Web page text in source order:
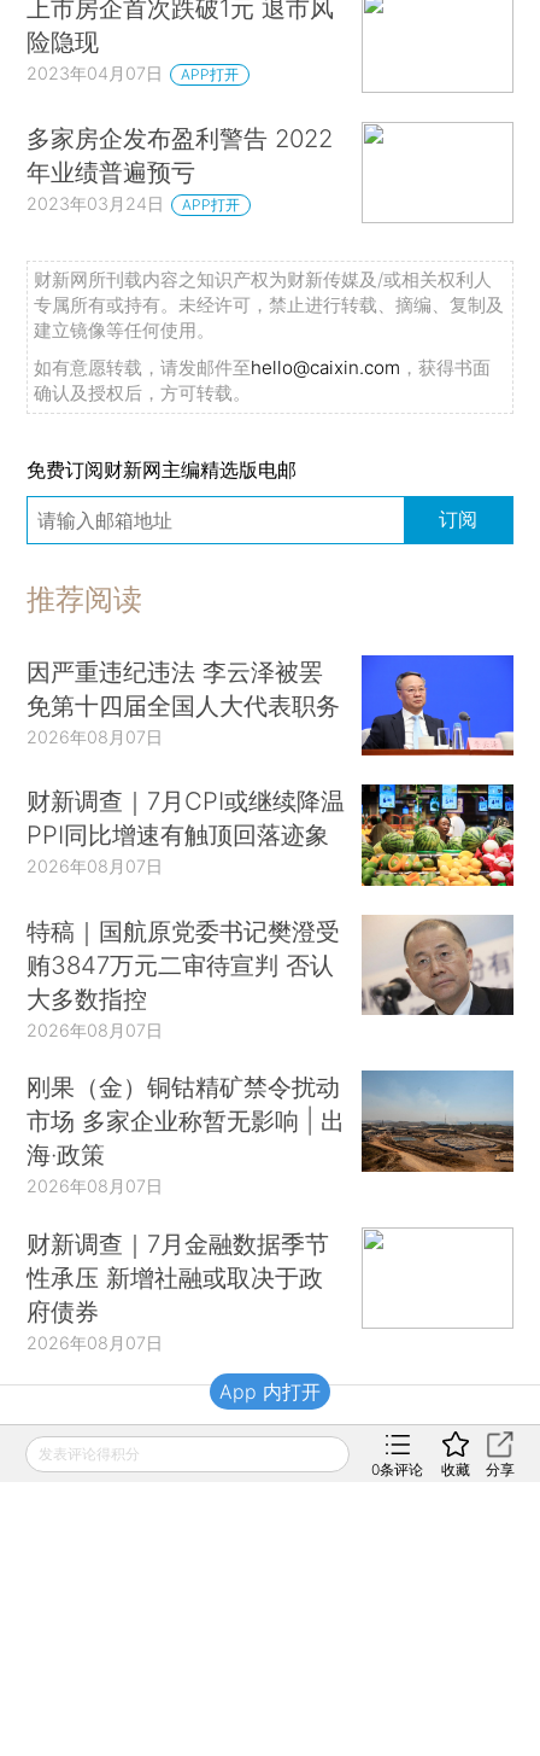
上市房企首次跌破1元 退市风
险隐现
2023年04月07日 APP打开
多家房企发布盈利警告 2022
年业绩普遍预亏
2023年03月24日 APP打开
财新网所刊载内容之知识产权为财新传媒及/或相关权利人
专属所有或持有。未经许可，禁止进行转载、摘编、复制及
建立镜像等任何使用。
如有意愿转载，请发邮件至hello@caixin.com ，获得书面
确认及授权后，方可转载。
免费订阅财新网主编精选版电邮
订阅
推荐阅读
因严重违纪违法 李云泽被罢
免第十四届全国人大代表职务
2026年08月07日
财新调查｜7月CPI或继续降温
PPI同比增速有触顶回落迹象
2026年08月07日
特稿｜国航原党委书记樊澄受
贿3847万元二审待宣判 否认
大多数指控
2026年08月07日
刚果（金）铜钴精矿禁令扰动
市场 多家企业称暂无影响 | 出
海·政策
2026年08月07日
财新调查｜7月金融数据季节
性承压 新增社融或取决于政
府债券
2026年08月07日
财新移动
发表评论得积分
0条评论 收藏 分享
App 内打开